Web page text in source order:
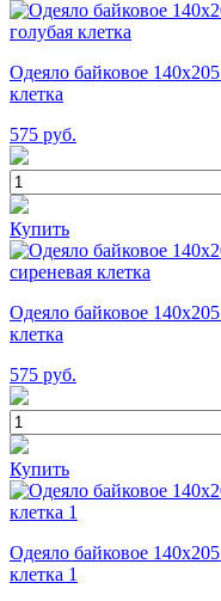
Одеяло байковое
клетка
575 руб.
Купить
Одеяло байковое
клетка
575 руб.
Купить
Одеяло байковое
клетка 1